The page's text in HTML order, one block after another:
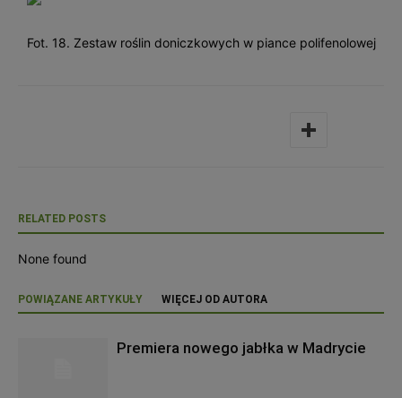
Fot. 18. Zestaw roślin doniczkowych w piance polifenolowej
RELATED POSTS
None found
POWIĄZANE ARTYKUŁY WIĘCEJ OD AUTORA
Premiera nowego jabłka w Madrycie